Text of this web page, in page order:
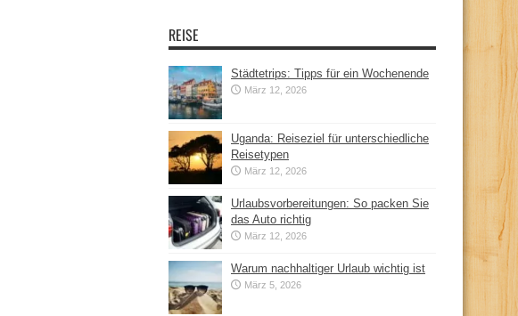
REISE
Städtetrips: Tipps für ein Wochenende
März 12, 2026
Uganda: Reiseziel für unterschiedliche
Reisetypen
März 12, 2026
Urlaubsvorbereitungen: So packen Sie
das Auto richtig
März 12, 2026
Warum nachhaltiger Urlaub wichtig ist
März 5, 2026